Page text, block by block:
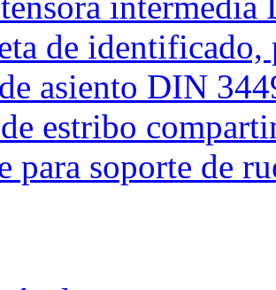
de identificado,
asiento DIN
estribo
para soporte de